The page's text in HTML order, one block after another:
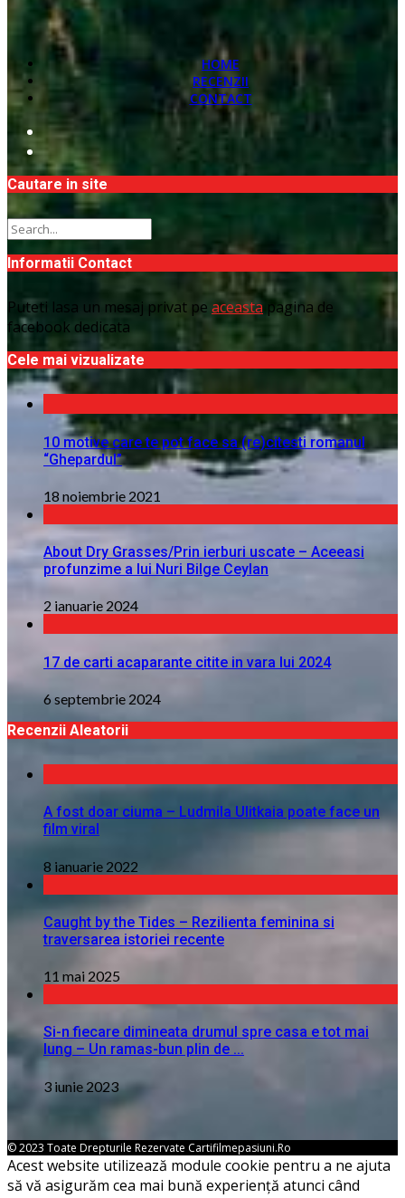
HOME
RECENZII
CONTACT
Cautare in site
Informatii Contact
Puteti lasa un mesaj privat pe aceasta pagina de
facebook dedicata
Cele mai vizualizate
10 motive care te pot face sa (re)citesti romanul
“Ghepardul”
18 noiembrie 2021
About Dry Grasses/Prin ierburi uscate – Aceeasi
profunzime a lui Nuri Bilge Ceylan
2 ianuarie 2024
17 de carti acaparante citite in vara lui 2024
6 septembrie 2024
Recenzii Aleatorii
A fost doar ciuma – Ludmila Ulitkaia poate face un
film viral
8 ianuarie 2022
Caught by the Tides – Rezilienta feminina si
traversarea istoriei recente
11 mai 2025
Si-n fiecare dimineata drumul spre casa e tot mai
lung – Un ramas-bun plin de ...
3 iunie 2023
© 2023 Toate Drepturile Rezervate Cartifilmepasiuni.ro
Acest website utilizează module cookie pentru a ne ajuta
să vă asigurăm cea mai bună experiență atunci când